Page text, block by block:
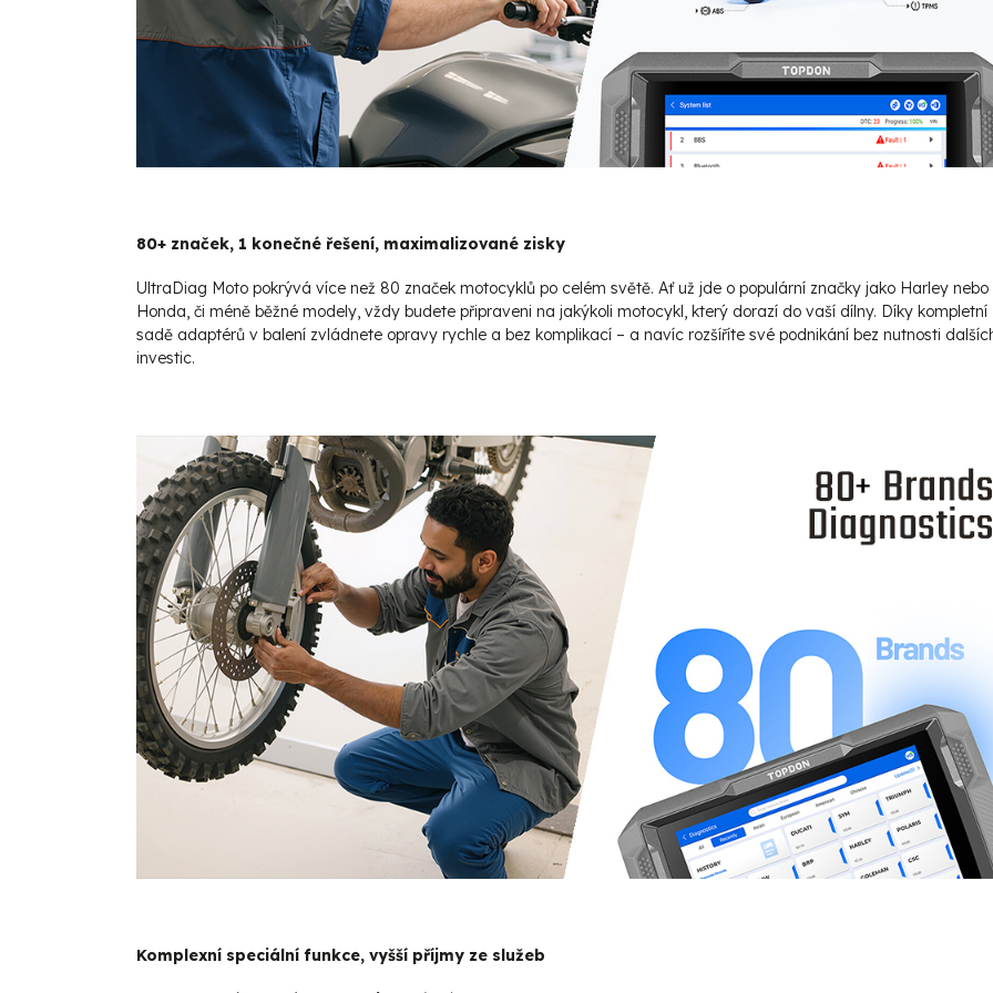
80+ značek, 1 konečné řešení, maximalizované zisky
UltraDiag Moto pokrývá více než 80 značek motocyklů po celém světě. Ať už jde o populární značky jako Harley nebo
Honda, či méně běžné modely, vždy budete připraveni na jakýkoli motocykl, který dorazí do vaší dílny. Díky kompletní
sadě adaptérů v balení zvládnete opravy rychle a bez komplikací – a navíc rozšíříte své podnikání bez nutnosti
investic.
Komplexní speciální funkce, vyšší příjmy ze služeb